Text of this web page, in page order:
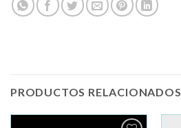
PRODUCTOS RELACIONADOS